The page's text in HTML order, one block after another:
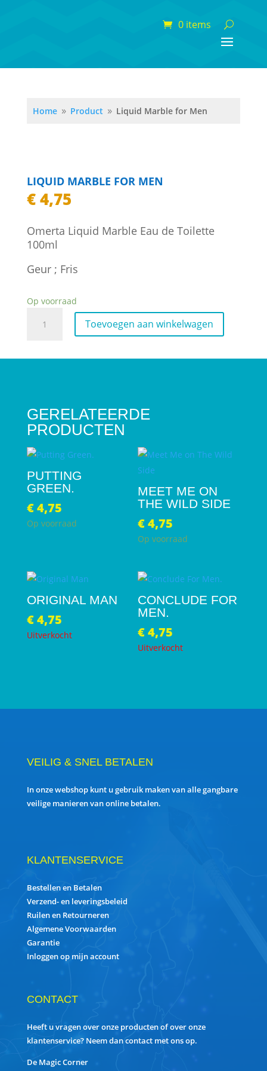
0 items
Home 9 Product 9 Liquid Marble for Men
LIQUID MARBLE FOR MEN
€4,75
Omerta Liquid Marble Eau de Toilette
100ml
Geur ; Fris
Op voorraad
Marble
Toevoegen aan winkelwagen
GERELATEERDE
PRODUCTEN
PUTTING
GREEN.
€4,75
Op voorraad
MEET ME ON
THE WILD SIDE
€4,75
Op voorraad
ORIGINAL MAN
€4,75
Uitverkocht
CONCLUDE FOR
MEN.
€4,75
Uitverkocht
VEILIG & SNEL BETALEN
In onze webshop kunt u gebruik maken van alle gangbare
veilige manieren van online betalen.
KLANTENSERVICE
Bestellen en Betalen
Verzend- en leveringsbeleid
Ruilen en Retourneren
Algemene Voorwaarden
Garantie
Inloggen op mijn account
CONTACT
Heeft u vragen over onze producten of over onze
klantenservice? Neem dan contact met ons op.
De Magic Corner